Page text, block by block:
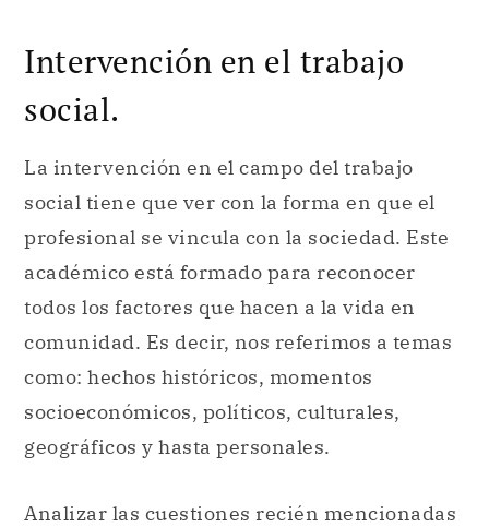
Intervención en el trabajo
social.
La intervención en el campo del trabajo
social tiene que ver con la forma en que el
profesional se vincula con la sociedad. Este
académico está formado para reconocer
todos los factores que hacen a la vida en
comunidad. Es decir, nos referimos a temas
como: hechos históricos, momentos
socioeconómicos, políticos, culturales,
geográficos y hasta personales.
Analizar las cuestiones recién mencionadas